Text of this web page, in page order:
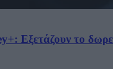
Εξετάζουν το